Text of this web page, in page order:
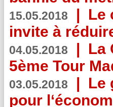
15.05.2018 | Le
invite à
04.05.2018 | La
5ème Tour
03.05.2018 | Le
pour